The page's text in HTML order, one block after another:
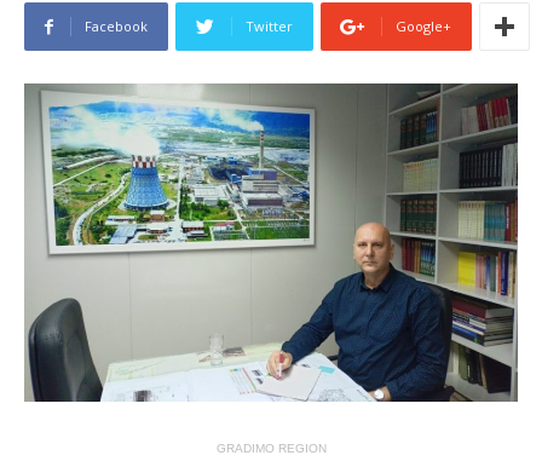
Facebook Twitter Google+
GRADIMO REGION